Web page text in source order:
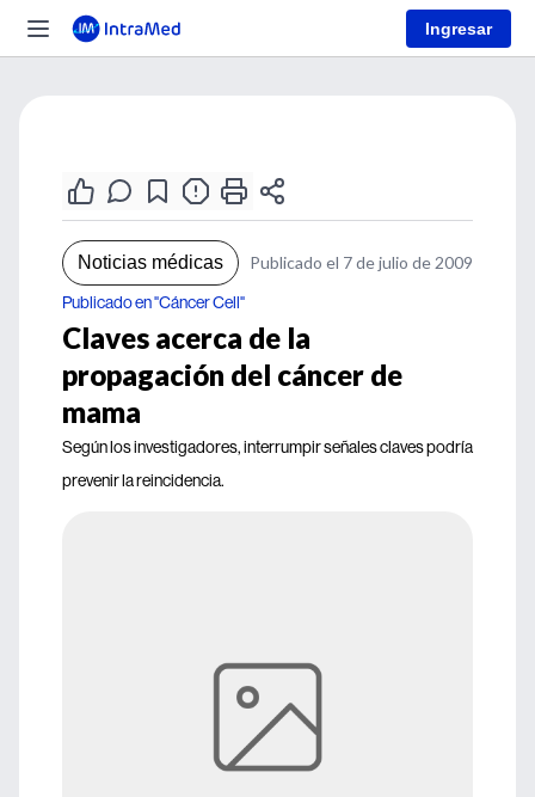
Ingresar
Noticias médicas Publicado el 7 de julio de 2009
Publicado en "Cáncer Cell"
Claves acerca de la
propagación del cáncer de
mama
Según los investigadores, interrumpir señales claves podría
prevenir la reincidencia.